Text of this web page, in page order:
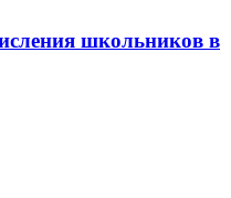
школьников в